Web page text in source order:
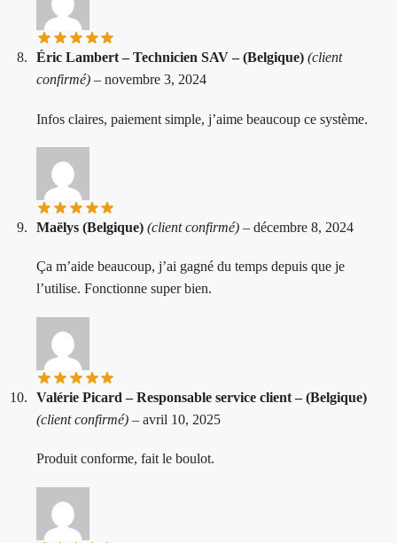
Éric Lambert – Technicien SAV – (Belgique) (client
confirmé) – novembre 3, 2024
Infos claires, paiement simple, j’aime beaucoup ce système.
Maëlys (Belgique) (client confirmé) – décembre 8, 2024
Ça m’aide beaucoup, j’ai gagné du temps depuis que je
l’utilise. Fonctionne super bien.
Valérie Picard – Responsable service client – (Belgique)
(client confirmé) – avril 10, 2025
Produit conforme, fait le boulot.